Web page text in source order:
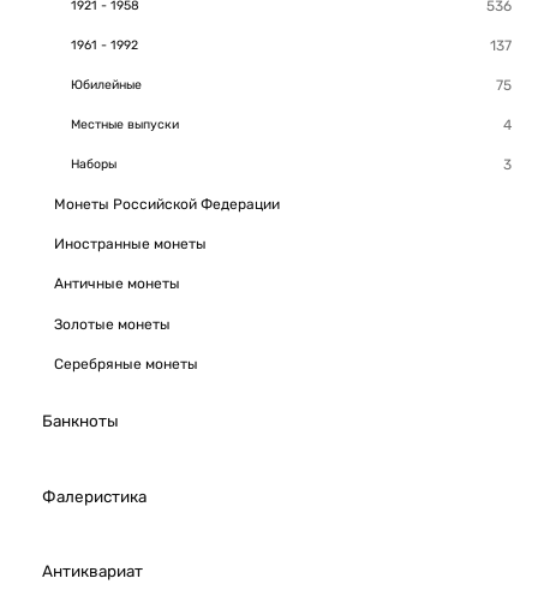
1921 - 1958
1961 - 1992
Юбилейные
Местные выпуски
Наборы
Монеты Российской Федерации
Иностранные монеты
Античные монеты
Золотые монеты
Серебряные монеты
Банкноты
Фалеристика
Антиквариат